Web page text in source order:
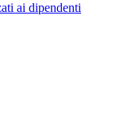
ai dipendenti